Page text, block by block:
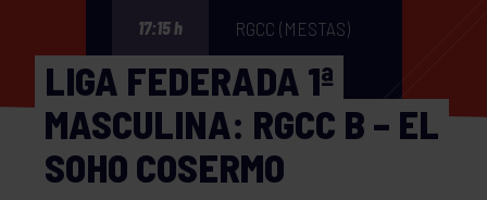
17:15 h RGCC (MESTAS)
LIGA FEDERADA 1ª
MASCULINA: RGCC B – EL
SOHO COSERMO